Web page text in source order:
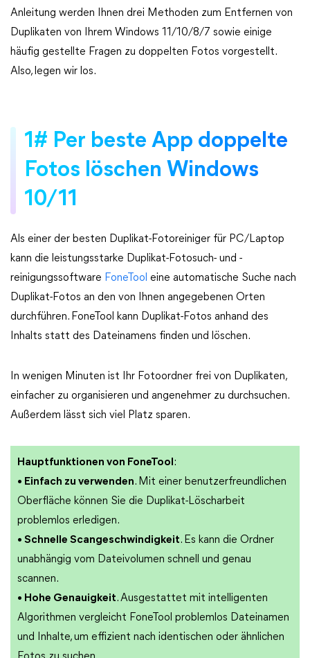
Anleitung werden Ihnen drei Methoden zum Entfernen von
Duplikaten von Ihrem Windows 11/10/8/7 sowie einige
häufig gestellte Fragen zu doppelten Fotos vorgestellt.
Also, legen wir los.
1# Per beste App doppelte
Fotos löschen Windows
10/11
Als einer der besten Duplikat-Fotoreiniger für PC/Laptop
kann die leistungsstarke Duplikat-Fotosuch- und -
reinigungssoftware FoneTool eine automatische Suche nach
Duplikat-Fotos an den von Ihnen angegebenen Orten
durchführen. FoneTool kann Duplikat-Fotos anhand des
Inhalts statt des Dateinamens finden und löschen.
In wenigen Minuten ist Ihr Fotoordner frei von Duplikaten,
einfacher zu organisieren und angenehmer zu durchsuchen.
Außerdem lässt sich viel Platz sparen.
Hauptfunktionen von FoneTool :
• Einfach zu verwenden. Mit einer benutzerfreundlichen
Oberfläche können Sie die Duplikat-Löscharbeit
problemlos erledigen.
• Schnelle Scangeschwindigkeit. Es kann die Ordner
unabhängig vom Dateivolumen schnell und genau
scannen.
• Hohe Genauigkeit. Ausgestattet mit intelligenten
Algorithmen vergleicht FoneTool problemlos Dateinamen
und Inhalte, um effizient nach identischen oder ähnlichen